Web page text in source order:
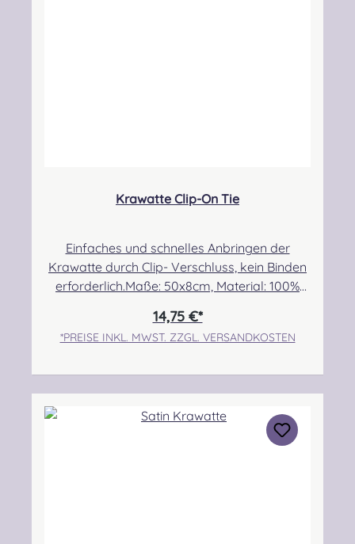
Krawatte Clip-On Tie
Einfaches und schnelles Anbringen der
Krawatte durch Clip- Verschluss, kein Binden
erforderlich.Maße: 50x8cm, Material: 100%
Handwäsche Im Normalfall ist ein
Nachbestellen stets möglich. Es kann
Lieferverzögerungen kommen. Sie werden in
diesem Fall gesondert über den Lieferstatus
14,75 €*
*PREISE INKL. MWST. ZZGL. VERSANDKOSTEN